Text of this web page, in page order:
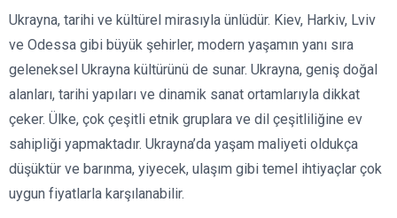
Ukrayna, tarihi ve kültürel mirasıyla ünlüdür. Kiev, Harkiv, Lviv
ve Odessa gibi büyük şehirler, modern yaşamın yanı sıra
geleneksel Ukrayna kültürünü de sunar. Ukrayna, geniş doğal
alanları, tarihi yapıları ve dinamik sanat ortamlarıyla dikkat
çeker. Ülke, çok çeşitli etnik gruplara ve dil çeşitliliğine ev
sahipliği yapmaktadır. Ukrayna’da yaşam maliyeti oldukça
düşüktür ve barınma, yiyecek, ulaşım gibi temel ihtiyaçlar çok
uygun fiyatlarla karşılanabilir.